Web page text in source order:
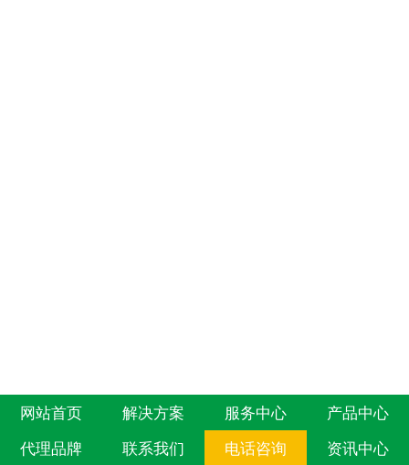
网站首页 解决方案 服务中心
产品中心
代理品牌
联系我们 电话咨询 资讯中心